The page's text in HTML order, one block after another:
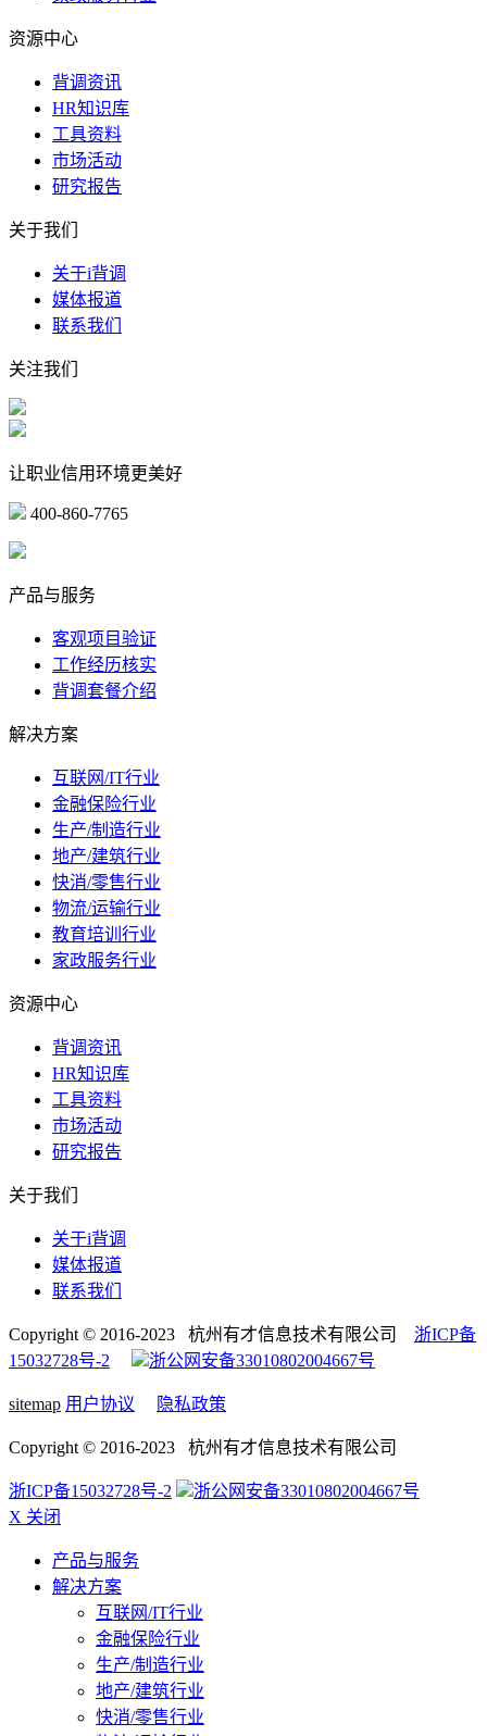
资源中心
背调资讯
HR知识库
工具资料
市场活动
研究报告
关于我们
关于i背调
媒体报道
联系我们
关注我们
让职业信用环境更美好
400-860-7765
产品与服务
客观项目验证
工作经历核实
背调套餐介绍
解决方案
互联网/IT行业
金融保险行业
生产/制造行业
地产/建筑行业
快消/零售行业
物流/运输行业
教育培训行业
家政服务行业
资源中心
背调资讯
HR知识库
工具资料
市场活动
研究报告
关于我们
关于i背调
媒体报道
联系我们
Copyright © 2016-2023 杭州有才信息技术有限公司 浙ICP备
15032728号-2
浙公网安备33010802004667号
sitemap 用户协议 隐私政策
Copyright © 2016-2023 杭州有才信息技术有限公司
浙ICP备15032728号-2
浙公网安备33010802004667号
X 关闭
产品与服务
解决方案
互联网/IT行业
金融保险行业
生产/制造行业
地产/建筑行业
快消/零售行业